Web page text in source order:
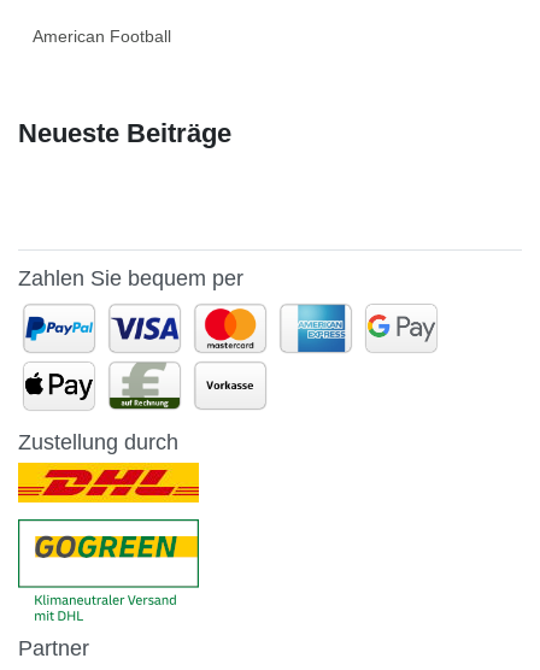
American Football
Neueste Beiträge
Zahlen Sie bequem per
Zustellung durch
Partner